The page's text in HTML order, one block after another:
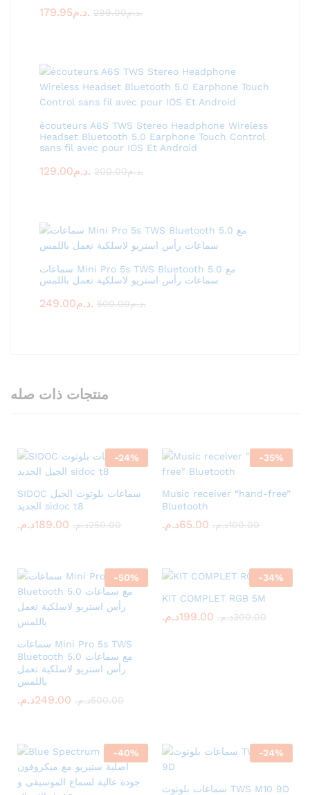
Rated
179.95 د.م. 299.00 د.م.
écouteurs A6S TWS Stereo Headphone Wireless
Headset Bluetooth 5.0 Earphone Touch Control
sans fil avec pour IOS Et Android
129.00 د.م. 200.00 د.م.
سماعات Mini Pro 5s TWS Bluetooth 5.0 مع
سماعات رأس استريو لاسلكية تعمل باللمس
249.00 د.م. 500.00 د.م.
منتجات ذات صله
-24%
SIDOC سماعات بلوثوث الجيل
الجديد sidoc t8
189.00د.م. 250.00د.م.
-35%
Music receiver “hand-free”
Bluetooth
65.00د.م. 100.00د.م.
-50%
سماعات Mini Pro 5s TWS
Bluetooth 5.0 مع سماعات
رأس استريو لاسلكية تعمل
باللمس
249.00د.م. 500.00د.م.
-34%
KIT COMPLET RGB 5M
199.00د.م. 300.00د.م.
-40% -24%
سماعات بلوتوث TWS M10 9D